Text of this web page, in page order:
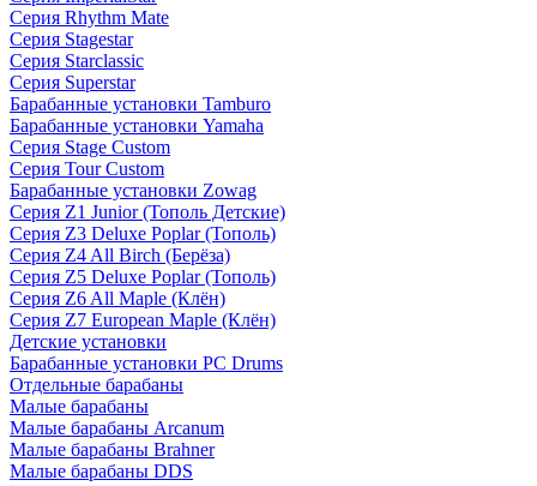
Серия Rhythm Mate
Серия Stagestar
Серия Starclassic
Серия Superstar
Барабанные установки Tamburo
Барабанные установки Yamaha
Серия Stage Custom
Серия Tour Custom
Барабанные установки Zowag
Серия Z1 Junior (Тополь Детские)
Серия Z3 Deluxe Poplar (Тополь)
Серия Z4 All Birch (Берёза)
Серия Z5 Deluxe Poplar (Тополь)
Серия Z6 All Maple (Клён)
Серия Z7 European Maple (Клён)
Детские установки
Барабанные установки PC Drums
Отдельные барабаны
Малые барабаны
Малые барабаны Arcanum
Малые барабаны Brahner
Малые барабаны DDS